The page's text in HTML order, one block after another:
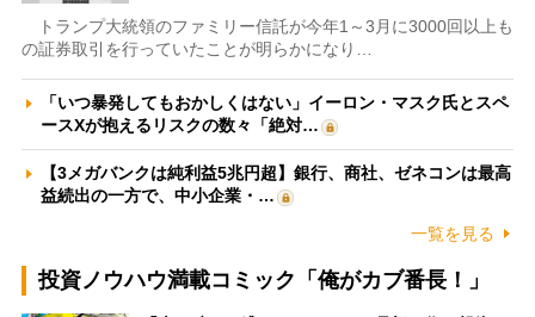
トランプ大統領のファミリー信託が今年1～3月に3000回以上も
の証券取引を行っていたことが明らかになり…
「いつ暴発してもおかしくはない」イーロン・マスク氏とスペ
ースXが抱えるリスクの数々「絶対…
【3メガバンクは純利益5兆円超】銀行、商社、ゼネコンは最高
益続出の一方で、中小企業・…
一覧を見る
投資ノウハウ満載コミック「俺がカブ番長！」